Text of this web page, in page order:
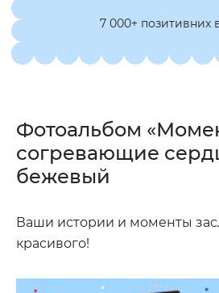
7 000+ позитивних
Фотоальбом
согревающие
бежевый
Ваши истории и моменты
красивого!